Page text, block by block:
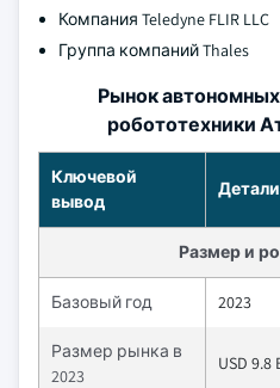
Компания Teledyne FLIR LLC
Группа компаний Thales
Рынок
робототехники
Ключевой
вывод
Детали
Размер и
Базовый год 2023
Размер рынка в
2023
USD 9.8